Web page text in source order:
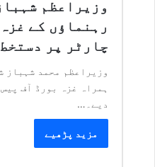
وزیراعظم
رہنماؤں کے
چارٹر پر دستخط
وزیراعظم محمد شہباز
ہمراہ غزہ بورڈ آف
دیے۔…
مزید پڑھیے